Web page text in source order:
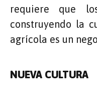
requiere que
construyendo la
agrícola es un
NUEVA CULTURA